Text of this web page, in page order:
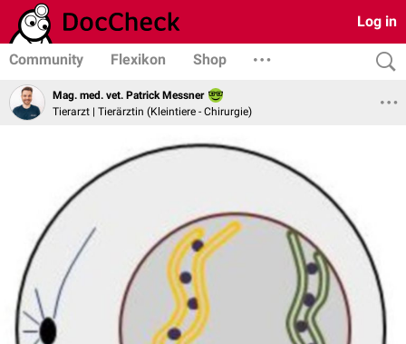
Log in
Community Flexikon Shop
Mag. med. vet. Patrick Messner
Tierarzt | Tierärztin (Kleintiere - Chirurgie)